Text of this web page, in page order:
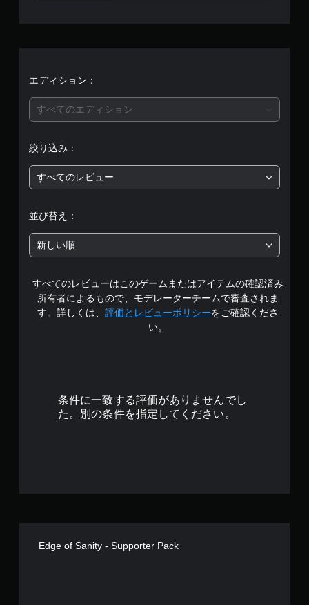
段
階
の
3
.
6
エディション：
すべてのエディション
絞り込み：
すべてのレビュー
並び替え：
新しい順
すべてのレビューはこのゲームまたはアイテムの確認済み
所有者によるもので、モデレーターチームで審査されま
す。詳しくは、 評価とレビューポリシーをご確認くださ
い。
条件に一致する評価がありませんでし
た。別の条件を指定してください。
Edge of Sanity - Supporter Pack